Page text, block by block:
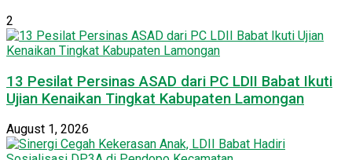
2
13 Pesilat Persinas ASAD dari PC LDII Babat Ikuti
Ujian Kenaikan Tingkat Kabupaten Lamongan
August 1, 2026